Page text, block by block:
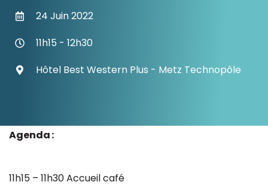
Nos partenaires
24 Juin 2022
11h15 - 12h30
Hôtel Best Western Plus - Metz Technopôle
Agenda :
11h15 – 11h30 Accueil café